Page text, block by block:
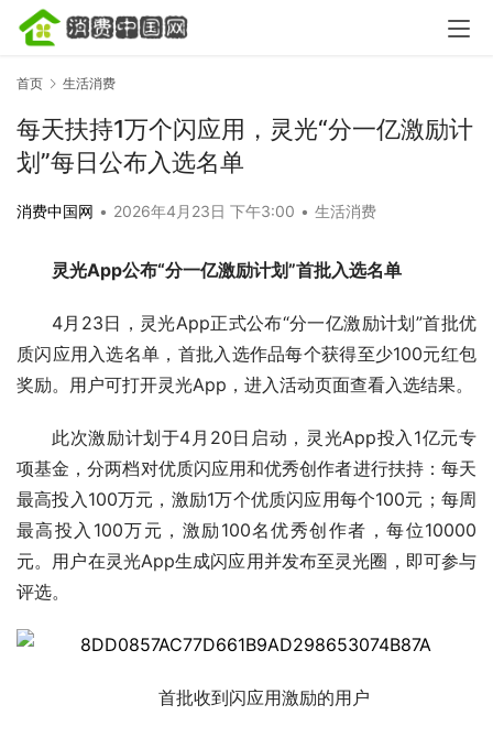
首页 生活消费
每天扶持1万个闪应用，灵光“分一亿激励计
划”每日公布入选名单
消费中国网 • 2026年4月23日 下午3:00 • 生活消费
灵光App公布“分一亿激励计划”首批入选名单
4月23日，灵光App正式公布“分一亿激励计划”首批优
质闪应用入选名单，首批入选作品每个获得至少100元红包
奖励。用户可打开灵光App，进入活动页面查看入选结果。
此次激励计划于4月20日启动，灵光App投入1亿元专
项基金，分两档对优质闪应用和优秀创作者进行扶持：每天
最高投入100万元，激励1万个优质闪应用每个100元；每周
最高投入100万元，激励100名优秀创作者，每位10000
元。用户在灵光App生成闪应用并发布至灵光圈，即可参与
评选。
首批收到闪应用激励的用户